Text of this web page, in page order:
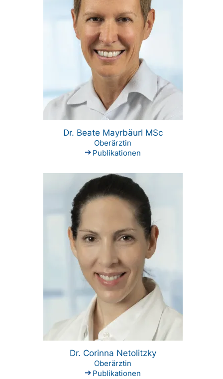
Dr. Beate Mayrbäurl MSc
Oberärztin
Publikationen
Dr. Corinna Netolitzky
Oberärztin
Publikationen